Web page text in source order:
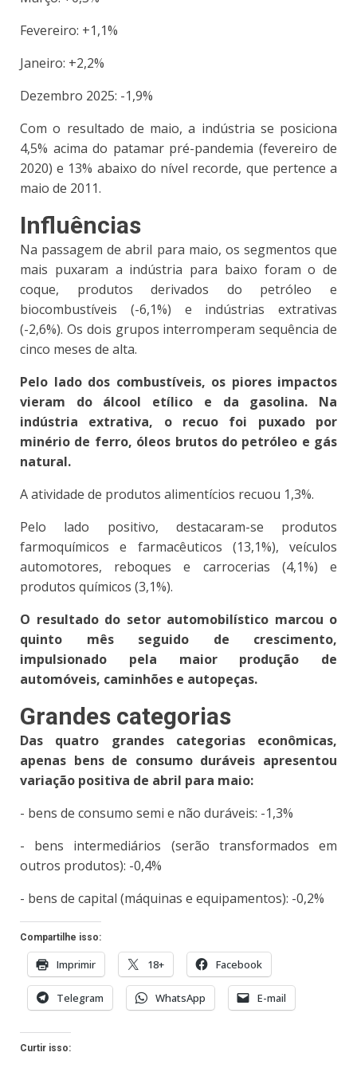
Fevereiro: +1,1%
Janeiro: +2,2%
Dezembro 2025: -1,9%
Com o resultado de maio, a indústria se posiciona
4,5% acima do patamar pré-pandemia (fevereiro de
2020) e 13% abaixo do nível recorde, que pertence a
maio de 2011.
Influências
Na passagem de abril para maio, os segmentos que
mais puxaram a indústria para baixo foram o de
coque, produtos derivados do petróleo e
biocombustíveis (-6,1%) e indústrias extrativas
(-2,6%). Os dois grupos interromperam sequência de
cinco meses de alta.
Pelo lado dos combustíveis, os piores impactos
vieram do álcool etílico e da gasolina. Na
indústria extrativa, o recuo foi puxado por
minério de ferro, óleos brutos do petróleo e gás
natural.
A atividade de produtos alimentícios recuou 1,3%.
Pelo lado positivo, destacaram-se produtos
farmoquímicos e farmacêuticos (13,1%), veículos
automotores, reboques e carrocerias (4,1%) e
produtos químicos (3,1%).
O resultado do setor automobilístico marcou o
quinto mês seguido de crescimento,
impulsionado pela maior produção de
automóveis, caminhões e autopeças.
Grandes categorias
Das quatro grandes categorias econômicas,
apenas bens de consumo duráveis apresentou
variação positiva de abril para maio:
- bens de consumo semi e não duráveis: -1,3%
- bens intermediários (serão transformados em
outros produtos): -0,4%
- bens de capital (máquinas e equipamentos): -0,2%
Compartilhe isso:
Imprimir 18+ Facebook
Telegram WhatsApp E-mail
Curtir isso: